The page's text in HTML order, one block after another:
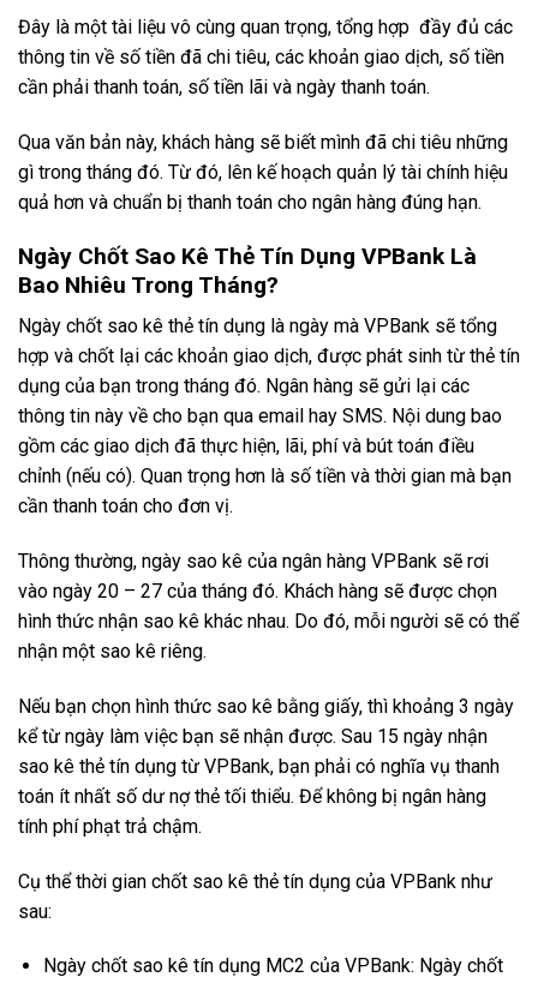
Đây là một tài liệu vô cùng quan trọng, tổng hợp đầy đủ các
thông tin về số tiền đã chi tiêu, các khoản giao dịch, số tiền
cần phải thanh toán, số tiền lãi và ngày thanh toán.
Qua văn bản này, khách hàng sẽ biết mình đã chi tiêu những
gì trong tháng đó. Từ đó, lên kế hoạch quản lý tài chính hiệu
quả hơn và chuẩn bị thanh toán cho ngân hàng đúng hạn.
Ngày Chốt Sao Kê Thẻ Tín Dụng VPBank Là
Bao Nhiêu Trong Tháng?
Ngày chốt sao kê thẻ tín dụng là ngày mà VPBank sẽ tổng
hợp và chốt lại các khoản giao dịch, được phát sinh từ thẻ tín
dụng của bạn trong tháng đó. Ngân hàng sẽ gửi lại các
thông tin này về cho bạn qua email hay SMS. Nội dung bao
gồm các giao dịch đã thực hiện, lãi, phí và bút toán điều
chỉnh (nếu có). Quan trọng hơn là số tiền và thời gian mà bạn
cần thanh toán cho đơn vị.
Thông thường, ngày sao kê của ngân hàng VPBank sẽ rơi
vào ngày 20 – 27 của tháng đó. Khách hàng sẽ được chọn
hình thức nhận sao kê khác nhau. Do đó, mỗi người sẽ có thể
nhận một sao kê riêng.
Nếu bạn chọn hình thức sao kê bằng giấy, thì khoảng 3 ngày
kể từ ngày làm việc bạn sẽ nhận được. Sau 15 ngày nhận
sao kê thẻ tín dụng từ VPBank, bạn phải có nghĩa vụ thanh
toán ít nhất số dư nợ thẻ tối thiểu. Để không bị ngân hàng
tính phí phạt trả chậm.
Cụ thể thời gian chốt sao kê thẻ tín dụng của VPBank như
sau:
Ngày chốt sao kê tín dụng MC2 của VPBank: Ngày chốt